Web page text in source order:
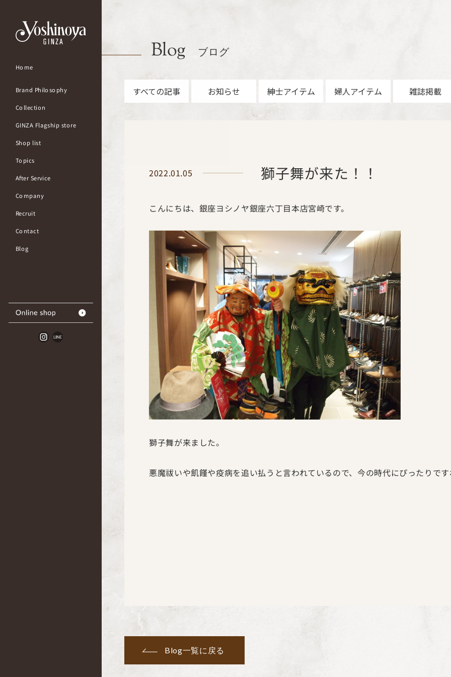
Home
Brand Philosophy
Collection
GINZA Flagship store
Shop list
Topics
After Service
Company
Recruit
Contact
Blog
Blog ブログ
すべての記事 お知らせ 紳士アイテム 婦人アイテム 雑誌掲載
2022.01.05 獅子舞が来た！！
こんにちは、銀座ヨシノヤ銀座六丁目本店宮崎です。
獅子舞が来ました。
悪魔祓いや飢饉や疫病を追い払うと言われているので、今の時代にぴったりで
Blog一覧に戻る